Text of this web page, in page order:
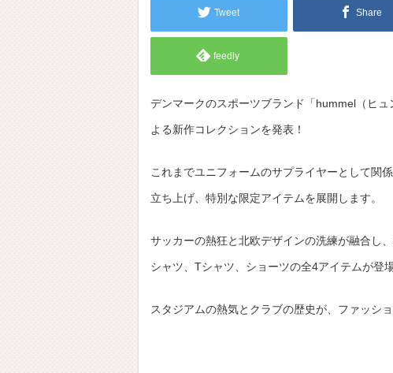
Tweet Share
feedly
デンマークのスポーツブランド「hummel（ヒ
よる新作コレクションを発表！
これまでユニフォームのサプライヤーとして関
立ち上げ、特別な限定アイテムを展開します。
サッカーの熱狂と北欧デザインの洗練が融合し
シャツ、Tシャツ、ショーツの全4アイテムが登場
スタジアムの熱気とクラブの歴史が、ファッシ